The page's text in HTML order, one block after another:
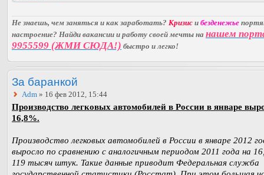
Не знаешь, чем заняться и как заработать? Кризис и безденежье
настроение? Найди вакансии и работу своей мечты на нашем
9955599 (ЖМИ СЮДА!) быстро и легко!
За баранкой
Adm » 16 фев 2012, 15:44
Производство легковых автомобилей в России в январе
16,8%.
Производство легковых автомобилей в России в январе 2012
выросло по сравнению с аналогичным периодом 2011 года на
119 тысяч штук. Такие данные приводит Федеральная служба